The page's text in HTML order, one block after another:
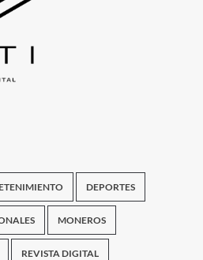
DEPORTES
MONEROS
REVISTA DIGITAL